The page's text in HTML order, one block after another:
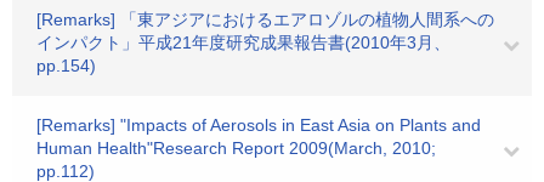
[Remarks] 「東アジアにおけるエアロゾルの植物人間系への
インパクト」平成21年度研究成果報告書(2010年3月、
pp.154)
[Remarks] "Impacts of Aerosols in East Asia on Plants and
Human Health"Research Report 2009(March, 2010;
pp.112)